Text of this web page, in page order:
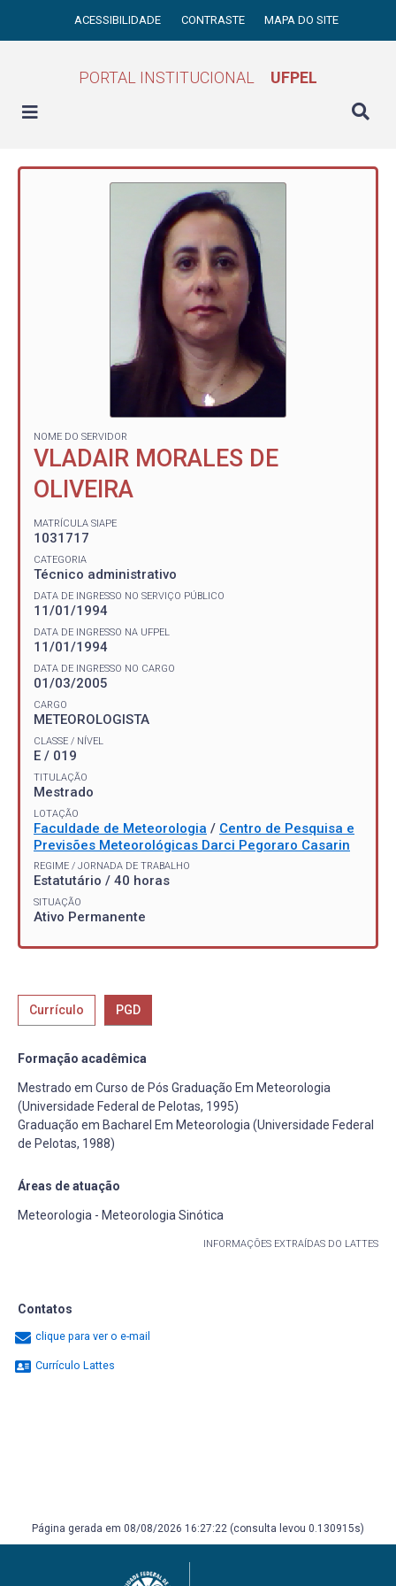
ACESSIBILIDADE CONTRASTE MAPA DO SITE
PORTAL INSTITUCIONAL UFPEL
NOME DO SERVIDOR
VLADAIR MORALES DE
OLIVEIRA
MATRÍCULA SIAPE
1031717
CATEGORIA
Técnico administrativo
DATA DE INGRESSO NO SERVIÇO PÚBLICO
11/01/1994
DATA DE INGRESSO NA UFPEL
11/01/1994
DATA DE INGRESSO NO CARGO
01/03/2005
CARGO
METEOROLOGISTA
CLASSE / NÍVEL
E / 019
TITULAÇÃO
Mestrado
LOTAÇÃO
Faculdade de Meteorologia / Centro de Pesquisa e
Previsões Meteorológicas Darci Pegoraro Casarin
REGIME / JORNADA DE TRABALHO
Estatutário / 40 horas
SITUAÇÃO
Ativo Permanente
Currículo PGD
Formação acadêmica
Mestrado em Curso de Pós Graduação Em Meteorologia
(Universidade Federal de Pelotas, 1995)
Graduação em Bacharel Em Meteorologia (Universidade Federal
de Pelotas, 1988)
Áreas de atuação
Meteorologia - Meteorologia Sinótica
INFORMAÇÕES EXTRAÍDAS DO LATTES
Contatos
clique para ver o e-mail
Currículo Lattes
Página gerada em 08/08/2026 16:27:22 (consulta levou 0.130915s)